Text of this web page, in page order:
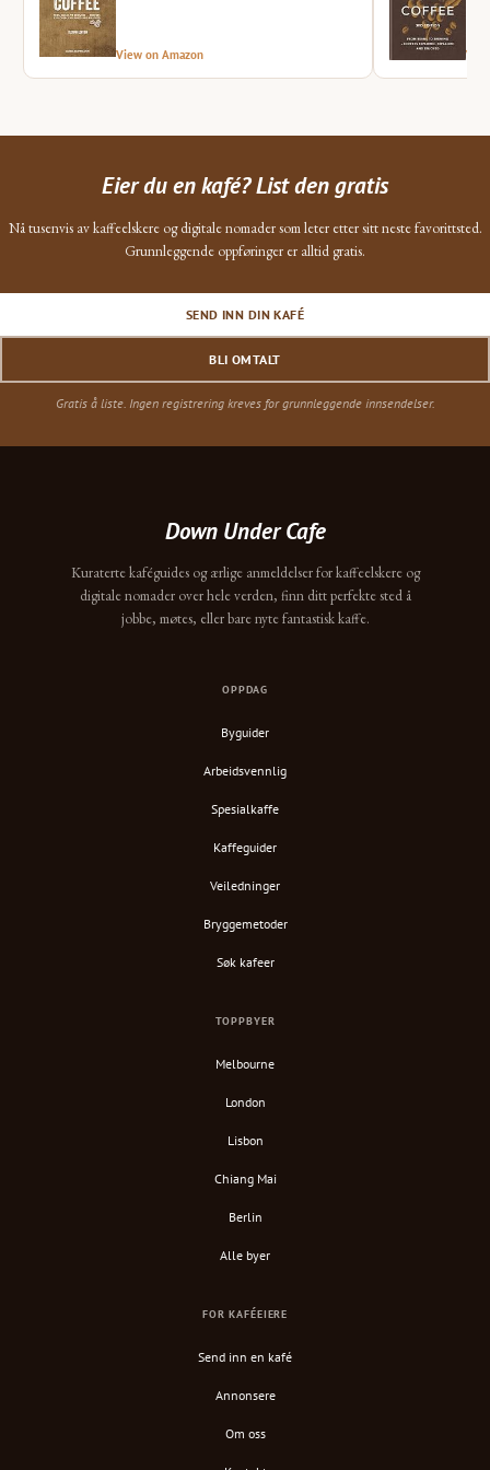
View on Amazon
Eier du en kafé? List den gratis
Nå tusenvis av kaffeelskere og digitale nomader som leter etter sitt neste favorittsted.
Grunnleggende oppføringer er alltid gratis.
SEND INN DIN KAFÉ
BLI OMTALT
Gratis å liste. Ingen registrering kreves for grunnleggende innsendelser.
Down Under Cafe
Kuraterte kaféguides og ærlige anmeldelser for kaffeelskere og
digitale nomader over hele verden, finn ditt perfekte sted å
jobbe, møtes, eller bare nyte fantastisk kaffe.
OPPDAG
Byguider
Arbeidsvennlig
Spesialkaffe
Kaffeguider
Veiledninger
Bryggemetoder
Søk kafeer
TOPPBYER
Melbourne
London
Lisbon
Chiang Mai
Berlin
Alle byer
FOR KAFÉEIERE
Send inn en kafé
Annonsere
Om oss